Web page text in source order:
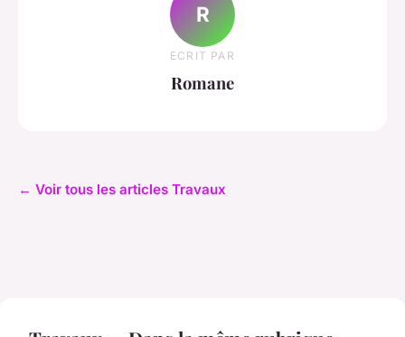
R
ECRIT PAR
Romane
← Voir tous les articles Travaux